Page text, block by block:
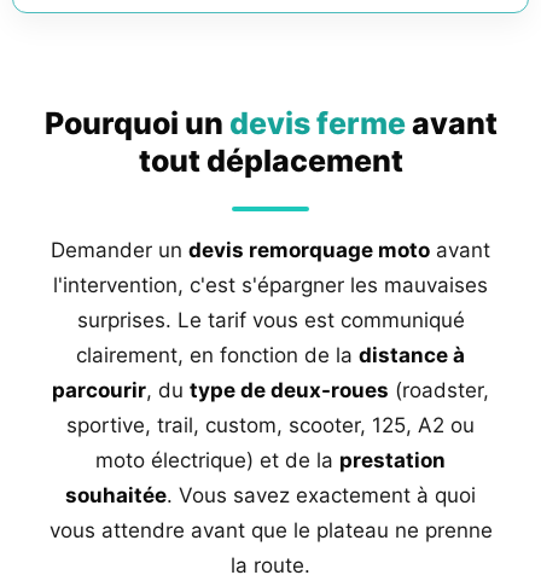
Pourquoi un devis fermeavant
tout déplacement
Demander un devis remorquage moto avant
l'intervention, c'est s'épargner les mauvaises
surprises. Le tarif vous est communiqué
clairement, en fonction de la distance à
parcourir, du type de deux-roues (roadster,
sportive, trail, custom, scooter, 125, A2 ou
moto électrique) et de la prestation
souhaitée. Vous savez exactement à quoi
vous attendre avant que le plateau ne prenne
la route.